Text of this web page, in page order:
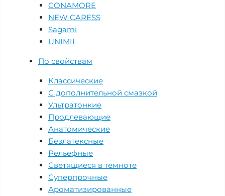
CONAMORE
NEW CARESS
Sagami
UNIMIL
По свойствам
Классические
С дополнительной смазкой
Ультратонкие
Продлевающие
Анатомические
Безлатексные
Рельефные
Светящиеся в темноте
Суперпрочные
Ароматизированные